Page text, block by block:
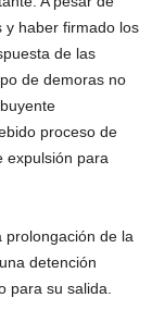
y haber firmado los
de las
de demoras no
proceso de
expulsión para
prolongación de la
detención
para su salida.